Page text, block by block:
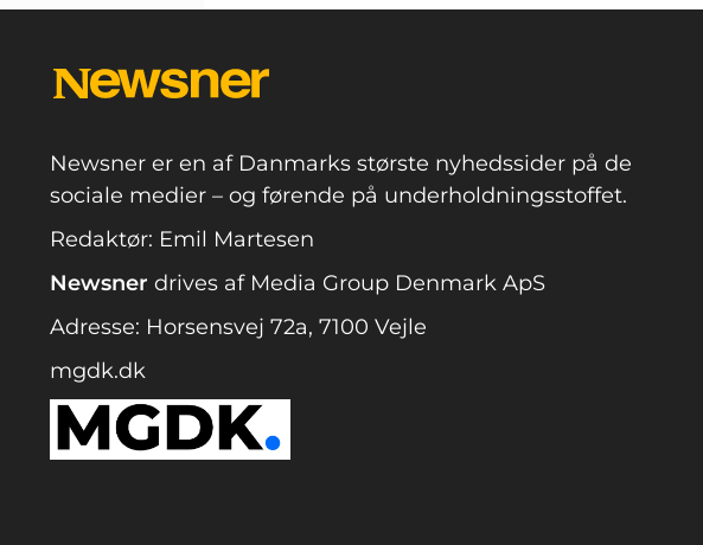
Newsner er en af Danmarks største nyhedssider på de
sociale medier – og førende på underholdningsstoffet.
Redaktør: Emil Martesen
Newsner drives af Media Group Denmark ApS
Adresse: Horsensvej 72a, 7100 Vejle
mgdk.dk